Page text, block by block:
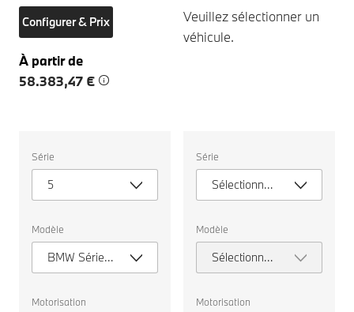
Configurer & Prix
À partir de
58.383,47 €
sélectionner
un
véhicule.
Série
5
Modèle
BMW Série 5
Berline
Motorisation
Veuillez sélectionner un
véhicule.
sélectionner
un
véhicule.
Série
Sélectionner
une série
Modèle
Sélectionner
un modèle
Motorisation